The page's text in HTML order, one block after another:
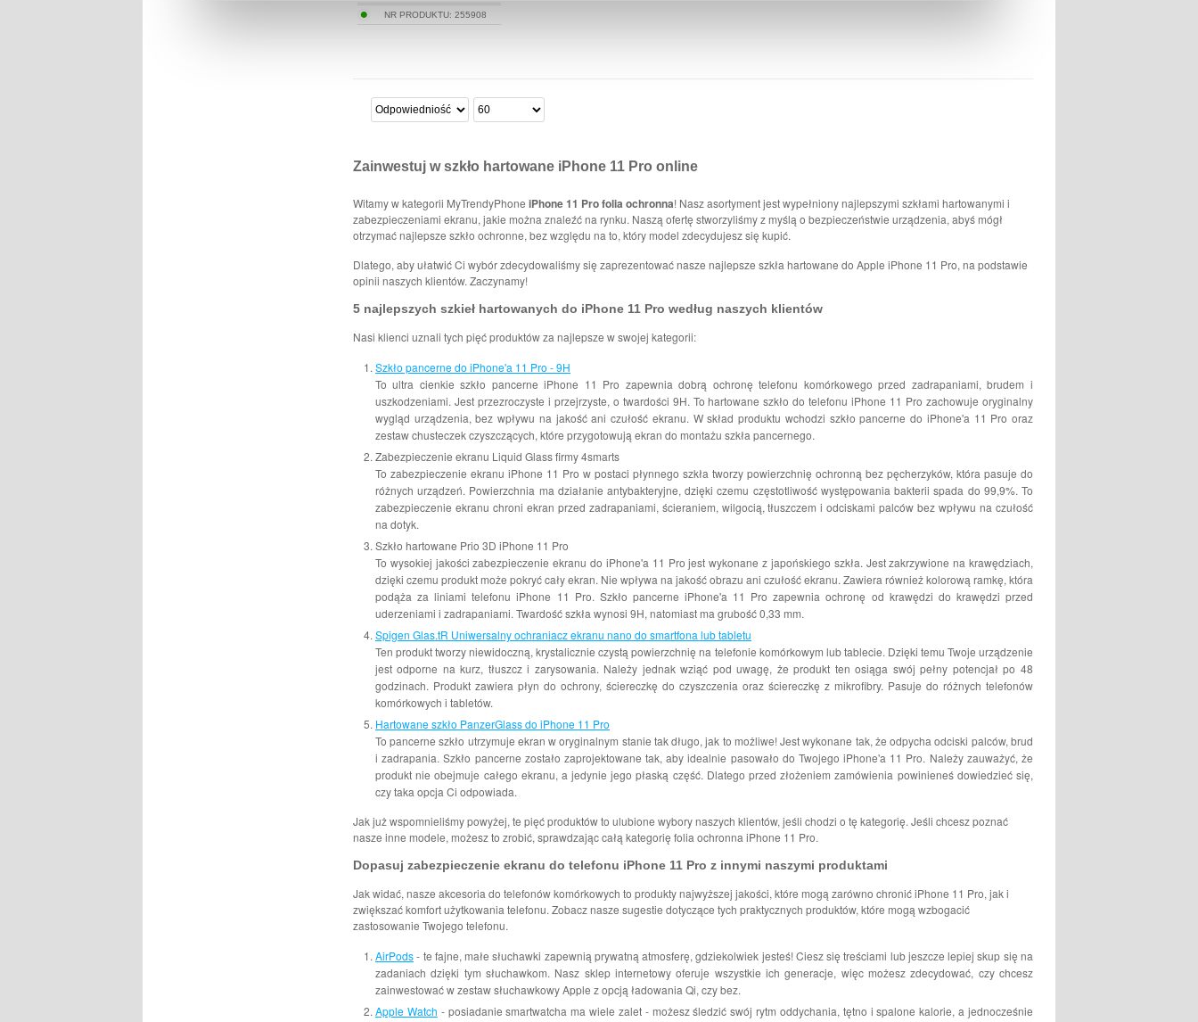
NR PRODUKTU:255908
Zainwestuj w szkło hartowane iPhone 11 Pro online
Witamy w kategorii MyTrendyPhone iPhone 11 Pro folia ochronna! Nasz asortyment jest wypełniony najlepszymi szkłami hartowanymi i
zabezpieczeniami ekranu, jakie można znaleźć na rynku. Naszą ofertę stworzyliśmy z myślą o bezpieczeństwie urządzenia, abyś mógł
otrzymać najlepsze szkło ochronne, bez względu na to, który model zdecydujesz się kupić.
Dlatego, aby ułatwić Ci wybór zdecydowaliśmy się zaprezentować nasze najlepsze szkła hartowane do Apple iPhone 11 Pro, na podstawie
opinii naszych klientów. Zaczynamy!
5 najlepszych szkieł hartowanych do iPhone 11 Pro według naszych klientów
Nasi klienci uznali tych pięć produktów za najlepsze w swojej kategorii:
Szkło pancerne do iPhone'a 11 Pro - 9H
To ultra cienkie szkło pancerne iPhone 11 Pro zapewnia dobrą ochronę telefonu komórkowego przed zadrapaniami, brudem i
uszkodzeniami. Jest przezroczyste i przejrzyste, o twardości 9H. To hartowane szkło do telefonu iPhone 11 Pro zachowuje oryginalny
wygląd urządzenia, bez wpływu na jakość ani czułość ekranu. W skład produktu wchodzi szkło pancerne do iPhone'a 11 Pro oraz
zestaw chusteczek czyszczących, które przygotowują ekran do montażu szkła pancernego.
Zabezpieczenie ekranu Liquid Glass firmy 4smarts
To zabezpieczenie ekranu iPhone 11 Pro w postaci płynnego szkła tworzy powierzchnię ochronną bez pęcherzyków, która pasuje do
różnych urządzeń. Powierzchnia ma działanie antybakteryjne, dzięki czemu częstotliwość występowania bakterii spada do 99,9%. To
zabezpieczenie ekranu chroni ekran przed zadrapaniami, ścieraniem, wilgocią, tłuszczem i odciskami palców bez wpływu na czułość
na dotyk.
Szkło hartowane Prio 3D iPhone 11 Pro
To wysokiej jakości zabezpieczenie ekranu do iPhone'a 11 Pro jest wykonane z japońskiego szkła. Jest zakrzywione na krawędziach,
dzięki czemu produkt może pokryć cały ekran. Nie wpływa na jakość obrazu ani czułość ekranu. Zawiera również kolorową ramkę, która
podąża za liniami telefonu iPhone 11 Pro. Szkło pancerne iPhone'a 11 Pro zapewnia ochronę od krawędzi do krawędzi przed
uderzeniami i zadrapaniami. Twardość szkła wynosi 9H, natomiast ma grubość 0,33 mm.
Spigen Glas.tR Uniwersalny ochraniacz ekranu nano do smartfona lub tabletu
Ten produkt tworzy niewidoczną, krystalicznie czystą powierzchnię na telefonie komórkowym lub tablecie. Dzięki temu Twoje urządzenie
jest odporne na kurz, tłuszcz i zarysowania. Należy jednak wziąć pod uwagę, że produkt ten osiąga swój pełny potencjał po 48
godzinach. Produkt zawiera płyn do ochrony, ściereczkę do czyszczenia oraz ściereczkę z mikrofibry. Pasuje do różnych telefonów
komórkowych i tabletów.
Hartowane szkło PanzerGlass do iPhone 11 Pro
To pancerne szkło utrzymuje ekran w oryginalnym stanie tak długo, jak to możliwe! Jest wykonane tak, że odpycha odciski palców, brud
i zadrapania. Szkło pancerne zostało zaprojektowane tak, aby idealnie pasowało do Twojego iPhone'a 11 Pro. Należy zauważyć, że
produkt nie obejmuje całego ekranu, a jedynie jego płaską część. Dlatego przed złożeniem zamówienia powinieneś dowiedzieć się,
czy taka opcja Ci odpowiada.
Jak już wspomnieliśmy powyżej, te pięć produktów to ulubione wybory naszych klientów, jeśli chodzi o tę kategorię. Jeśli chcesz poznać
nasze inne modele, możesz to zrobić, sprawdzając całą kategorię folia ochronna iPhone 11 Pro.
Dopasuj zabezpieczenie ekranu do telefonu iPhone 11 Pro z innymi naszymi produktami
Jak widać, nasze akcesoria do telefonów komórkowych to produkty najwyższej jakości, które mogą zarówno chronić iPhone 11 Pro, jak i
zwiększać komfort użytkowania telefonu. Zobacz nasze sugestie dotyczące tych praktycznych produktów, które mogą wzbogacić
zastosowanie Twojego telefonu.
AirPods- te fajne, małe słuchawki zapewnią prywatną atmosferę, gdziekolwiek jesteś! Ciesz się treściami lub jeszcze lepiej skup się na
zadaniach dzięki tym słuchawkom. Nasz sklep internetowy oferuje wszystkie ich generacje, więc możesz zdecydować, czy chcesz
zainwestować w zestaw słuchawkowy Apple z opcją ładowania Qi, czy bez.
Apple Watch - posiadanie smartwatcha ma wiele zalet - możesz śledzić swój rytm oddychania, tętno i spalone kalorie, a jednocześnie